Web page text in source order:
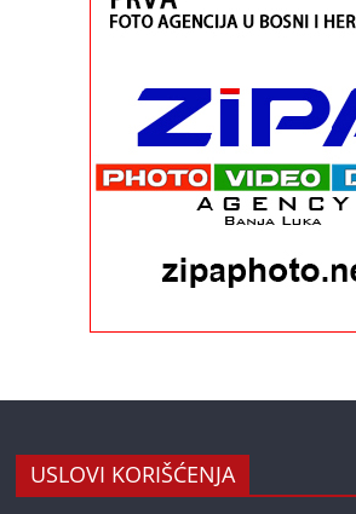
USLOVI KORIŠĆENJA